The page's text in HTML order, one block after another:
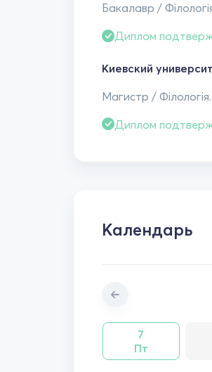
Бакалавр /
Диплом
Киевский
Магистр /
Диплом
Календарь
7
Пт